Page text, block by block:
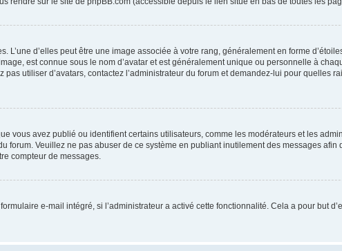
L’une d’elles peut être une image associée à votre rang, généralement en forme
est connue sous le nom d’avatar et est généralement unique ou personnelle à
utiliser d’avatars, contactez l’administrateur du forum et demandez-lui pour quelles
vous avez publié ou identifient certains utilisateurs, comme les modérateurs et les
Veuillez ne pas abuser de ce système en publiant inutilement des messages afin
compteur de messages.
e-mail intégré, si l’administrateur a activé cette fonctionnalité. Cela a pour but